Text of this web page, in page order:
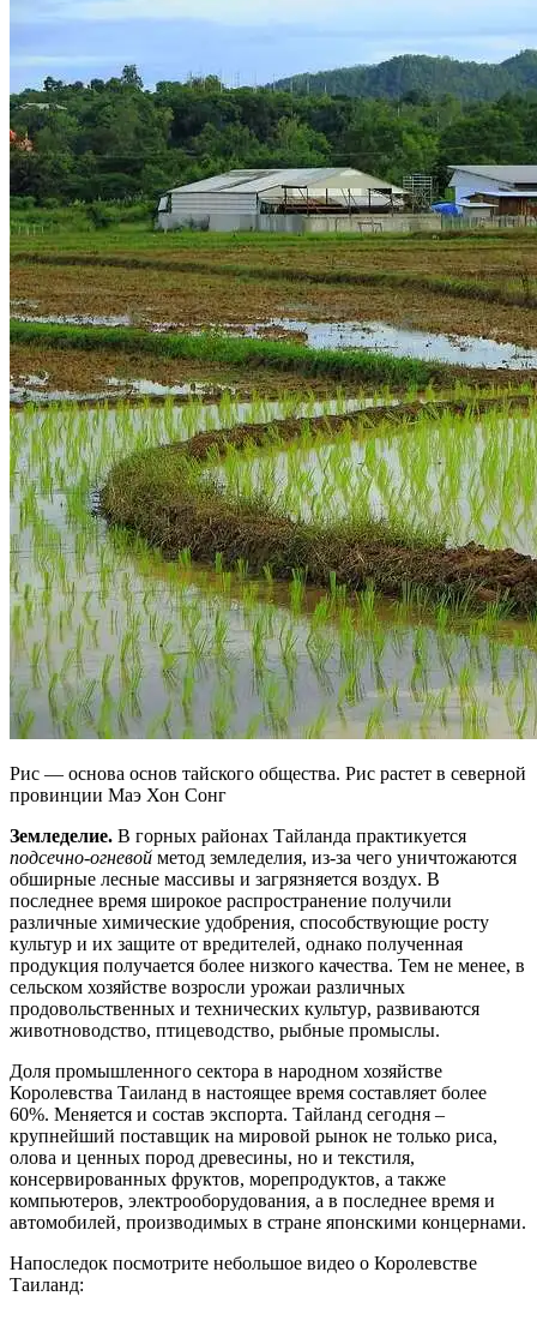
Рис — основа основ тайского общества. Рис растет в северной
провинции Маэ Хон Сонг
Земледелие. В горных районах Тайланда практикуется
подсечно-огневой метод земледелия, из-за чего уничтожаются
обширные лесные массивы и загрязняется воздух. В
последнее время широкое распространение получили
различные химические удобрения, способствующие росту
культур и их защите от вредителей, однако полученная
продукция получается более низкого качества. Тем не менее, в
сельском хозяйстве возросли урожаи различных
продовольственных и технических культур, развиваются
животноводство, птицеводство, рыбные промыслы.
Доля промышленного сектора в народном хозяйстве
Королевства Таиланд в настоящее время составляет более
60%. Меняется и состав экспорта. Тайланд сегодня –
крупнейший поставщик на мировой рынок не только риса,
олова и ценных пород древесины, но и текстиля,
консервированных фруктов, морепродуктов, а также
компьютеров, электрооборудования, а в последнее время и
автомобилей, производимых в стране японскими концернами.
Напоследок посмотрите небольшое видео о Королевстве
Таиланд: